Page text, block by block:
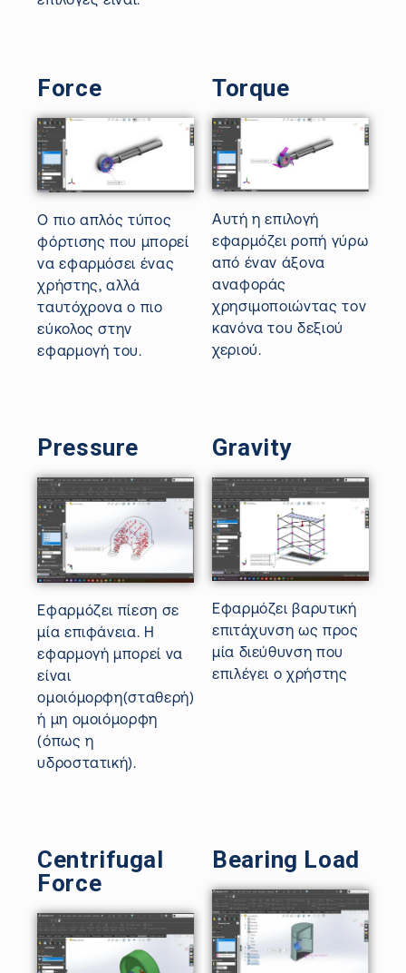
Force
Ο πιο απλός τύπος
φόρτισης που μπορεί
να εφαρμόσει ένας
χρήστης, αλλά
ταυτόχρονα ο πιο
εύκολος στην
εφαρμογή του.
Torque
Αυτή η επιλογή
εφαρμόζει ροπή γύρω
από έναν άξονα
αναφοράς
χρησιμοποιώντας τον
κανόνα του δεξιού
χεριού.
Pressure
Εφαρμόζει πίεση σε
μία επιφάνεια. Η
εφαρμογή μπορεί να
είναι
ομοιόμορφη(σταθερή)
ή μη ομοιόμορφη
(όπως η
υδροστατική).
Gravity
Εφαρμόζειβαρυτική
επιτάχυνση ως προς
μία διεύθυνση που
επιλέγει ο χρήστης
Centrifugal
Force
Bearing Load